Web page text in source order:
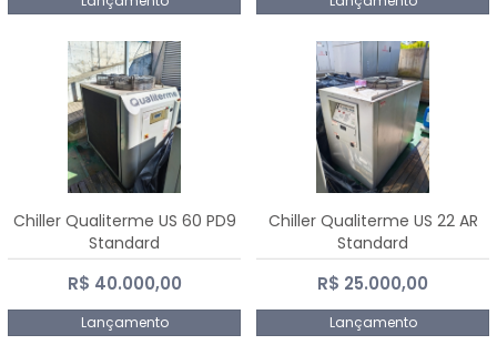
Chiller Qualiterme US 60 PD9
Standard
R$ 40.000,00
Lançamento
Chiller Qualiterme US 22 AR
Standard
R$ 25.000,00
Lançamento